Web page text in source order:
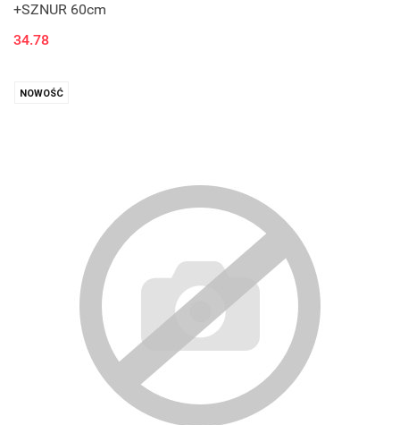
+SZNUR 60cm
34.78
NOWOŚĆ